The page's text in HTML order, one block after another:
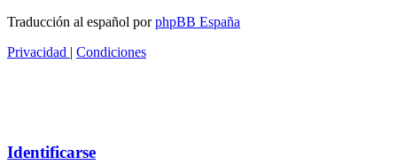
Traducción al español porphpBB España
Privacidad | Condiciones
Identificarse